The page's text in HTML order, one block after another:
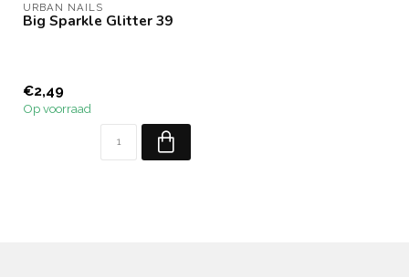
URBAN NAILS
Big Sparkle Glitter 39
€2,49
Op voorraad